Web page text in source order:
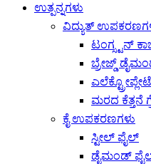
ಉತ್ಪನ್ನಗಳು
ವಿದ್ಯುತ್
ಟಂಗ್ಸ್ಟನ್
ಬ್ರೇಜ್ಡ್
ಮರದ ಕೆತ್ತನೆ
ಕೈ ಉಪಕರಣಗಳು
ಸ್ಟೀಲ್ ಫೈಲ್
ಡೈಮಂಡ್